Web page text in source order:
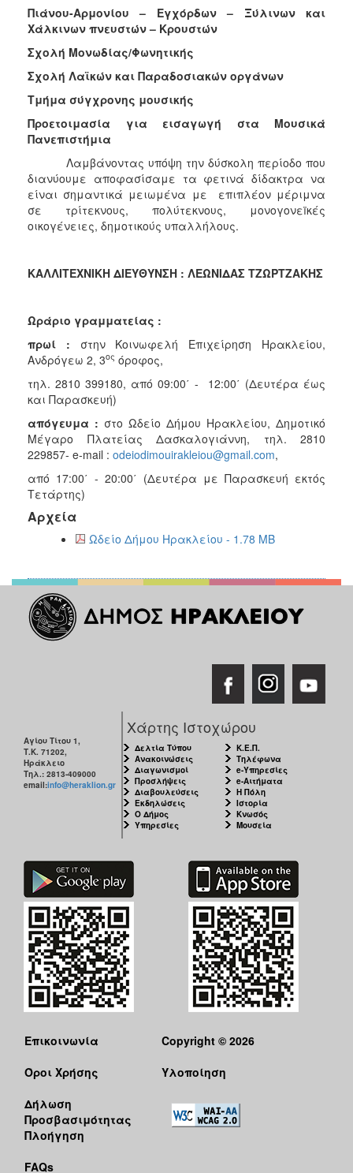
ΠΟΛΙΤΙΣΜΟΣ
ΑΝΘΕΚΤΙΚΗ
ΠΟΛΗ
Πιάνου-Αρμονίου – Εγχόρδων – Ξύλινων και
Χάλκινων πνευστών – Κρουστών
Σχολή Μονωδίας/Φωνητικής
Σχολή Λαϊκών και Παραδοσιακών οργάνων
Τμήμα σύγχρονης μουσικής
Προετοιμασία για εισαγωγή στα Μουσικά
Πανεπιστήμια
Λαμβάνοντας υπόψη την δύσκολη περίοδο που
διανύουμε αποφασίσαμε τα φετινά δίδακτρα να
είναι σημαντικά μειωμένα με επιπλέον μέριμνα
σε τρίτεκνους, πολύτεκνους, μονογονεïκές
οικογένειες, δημοτικούς υπαλλήλους.
ΚΑΛΛΙΤΕΧΝΙΚΗ ΔΙΕΥΘΥΝΣΗ : ΛΕΩΝΙΔΑΣ ΤΖΩΡΤΖΑΚΗΣ
Ωράριο γραμματείας :
πρωί
: στην Κοινωφελή Επιχείρηση Ηρακλείου,
Ανδρόγεω 2, 3ος όροφος,
τηλ. 2810 399180, από 09:00΄ - 12:00΄ (Δευτέρα έως
και Παρασκευή)
απόγευμα : στο Ωδείο Δήμου Ηρακλείου, Δημοτικό
Μέγαρο Πλατείας Δασκαλογιάννη, τηλ. 2810
229857- e-mail : odeiodimouirakleiou@gmail.com,
από 17:00΄ - 20:00΄ (Δευτέρα με Παρασκευή εκτός
Τετάρτης)
Αρχεία
Ωδείο Δήμου Ηρακλείου - 1.78 MB
Αγίου Τίτου 1,
Τ.Κ. 71202,
Ηράκλειο
Τηλ.: 2813-409000
email:info@heraklion.gr
Χάρτης Ιστοχώρου
Δελτία Τύπου
Ανακοινώσεις
Διαγωνισμοί
Προσλήψεις
Διαβουλεύσεις
Εκδηλώσεις
Ο Δήμος
Υπηρεσίες
Κ.Ε.Π.
Τηλέφωνα
e-Υπηρεσίες
e-Αιτήματα
Η Πόλη
Ιστορία
Κνωσός
Μουσεία
Επικοινωνία
Όροι Χρήσης
Δήλωση
Προσβασιμότητας
Πλοήγηση
FAQs
Copyright © 2026
Υλοποίηση